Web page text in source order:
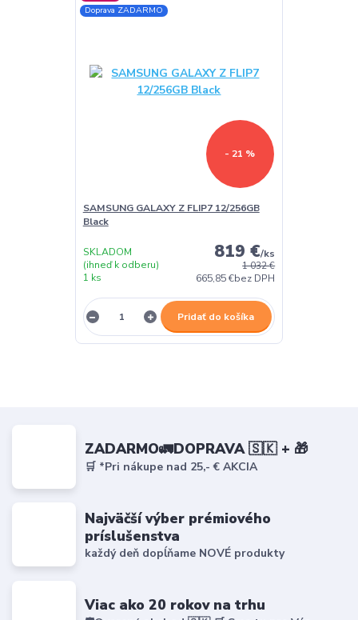
Doprava ZADARMO
- 21 %
SAMSUNG GALAXY Z FLIP7 12/256GB
Black
1 032 €
819 €/ks
665,85 €bez DPH
SKLADOM
(ihneď k odberu)
1 ks
Pridať do košíka
ZADARMO🚛DOPRAVA 🇸🇰 + 🎁
🛒 *Pri nákupe nad 25,- € AKCIA
Najväčší výber prémiového
príslušenstva
každý deň dopĺňame NOVÉ produkty
Viac ako 20 rokov na trhu